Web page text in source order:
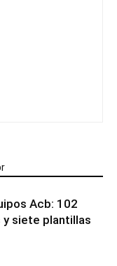
Acb: 102
siete plantillas